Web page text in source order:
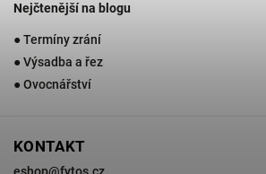
Nejčtenější na blogu
● Termíny zrání
● Výsadba a řez
● Ovocnářství
KONTAKT
eshop@fytos.cz